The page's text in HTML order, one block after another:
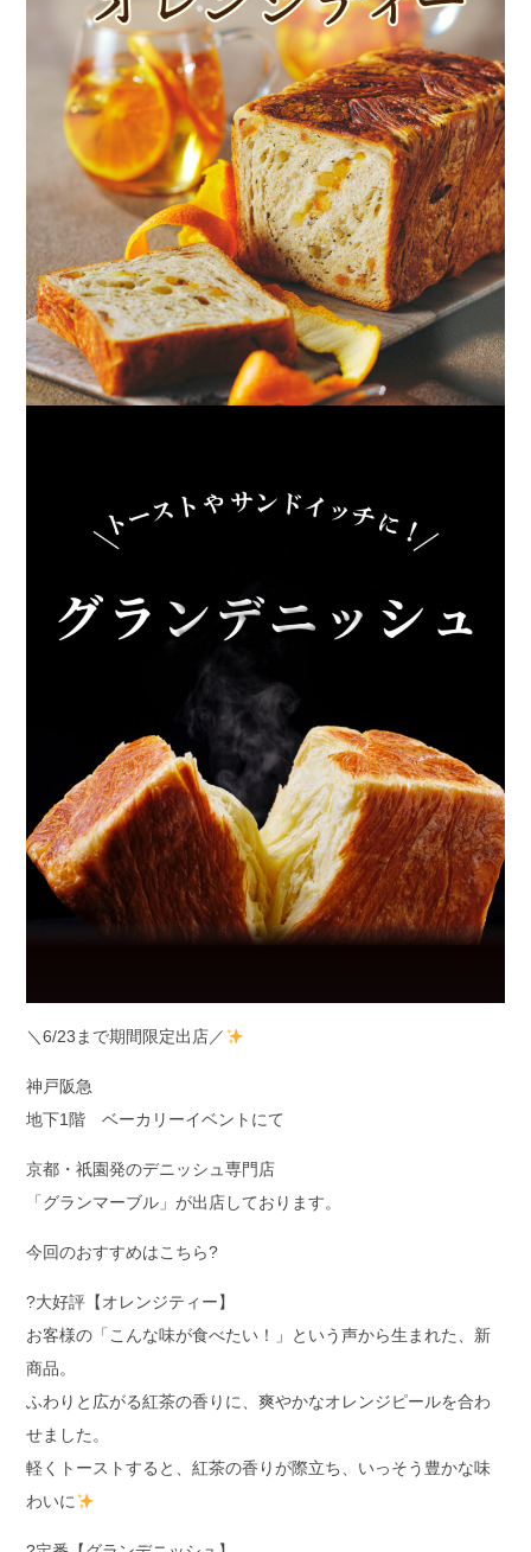
＼6/23まで期間限定出店／
神戸阪急
地下1階 ベーカリーイベントにて
京都・祇園発のデニッシュ専門店
「グランマーブル」が出店しております。
今回のおすすめはこちら?
?大好評【オレンジティー】
お客様の「こんな味が食べたい！」という声から生まれた、新
商品。
ふわりと広がる紅茶の香りに、爽やかなオレンジピールを合わ
せました。
軽くトーストすると、紅茶の香りが際立ち、いっそう豊かな味
わいに